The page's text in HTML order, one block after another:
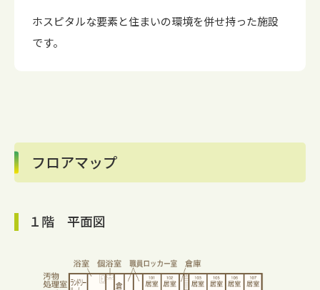
ホスピタルな要素と住まいの環境を併せ持った施設
です。
フロアマップ
１階 平面図